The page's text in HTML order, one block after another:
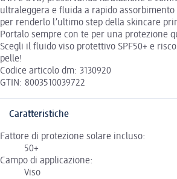
ultraleggera e fluida a rapido
per renderlo l’ultimo step della skincare
Portalo sempre con te per una protezione
Scegli il fluido viso protettivo SPF50+ e
pelle!
Codice articolo dm: 3130920
GTIN: 8003510039722
Caratteristiche
Fattore di protezione solare incluso:
50+
Campo di applicazione:
Viso